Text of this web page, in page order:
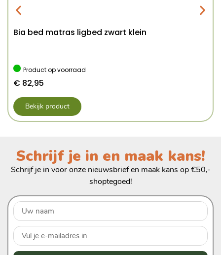
Bia bed matras ligbed zwart klein
Product op voorraad
€ 82,95
Bekijk product
Schrijf je in en maak kans!
Schrijf je in voor onze nieuwsbrief en maak kans op €50,-
shoptegoed!